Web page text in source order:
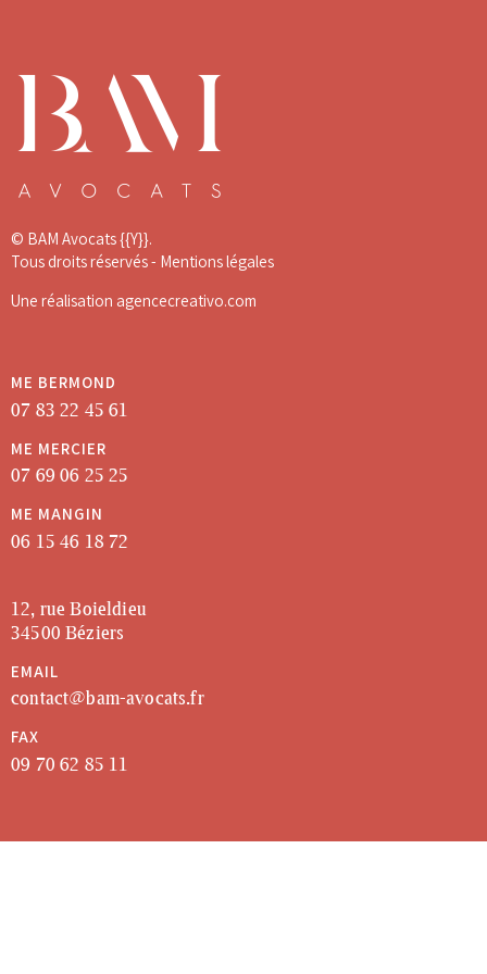
© BAM Avocats{{Y}}.
Tous droits réservés - Mentions légales
Une réalisation agencecreativo.com
ME BERMOND
07 83 22 45 61
ME MERCIER
07 69 06 25 25
ME MANGIN
06 15 46 18 72
12, rue Boieldieu
34500 Béziers
EMAIL
contact@bam-avocats.fr
FAX
09 70 62 85 11